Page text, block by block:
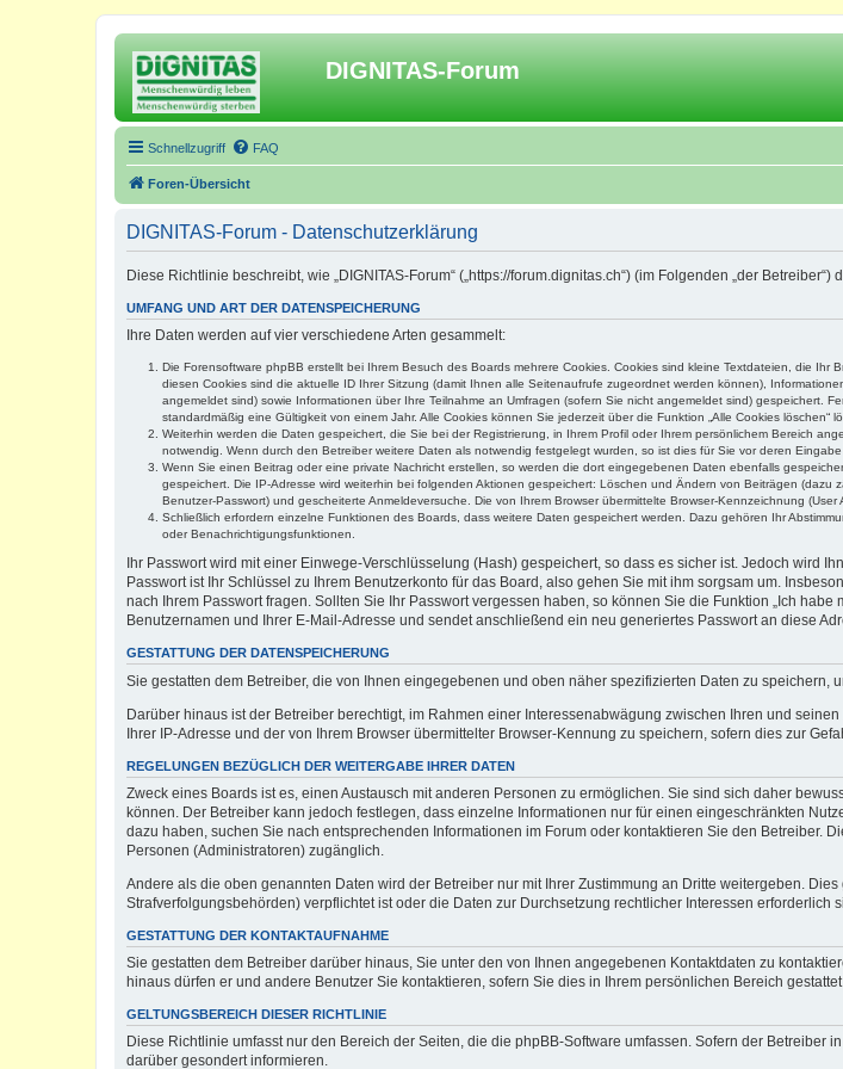
DIGNITAS-Forum
Schnellzugriff FAQ
Foren-Übersicht
DIGNITAS-Forum - Datenschutzerklärung
Diese Richtlinie beschreibt, wie „DIGNITAS-Forum“ („https://forum.dignitas.ch“) (im Folgenden „der
UMFANG UND ART DER DATENSPEICHERUNG
Ihre Daten werden auf vier verschiedene Arten gesammelt:
Die Forensoftware phpBB erstellt bei Ihrem Besuch des Boards mehrere Cookies. Cookies sind kleine Textdateien, die
diesen Cookies sind die aktuelle ID Ihrer Sitzung (damit Ihnen alle Seitenaufrufe zugeordnet werden können),
angemeldet sind) sowie Informationen über Ihre Teilnahme an Umfragen (sofern Sie nicht angemeldet sind) gespeichert.
standardmäßig eine Gültigkeit von einem Jahr. Alle Cookies können Sie jederzeit über die Funktion „Alle Cookies löschen“
Weiterhin werden die Daten gespeichert, die Sie bei der Registrierung, in Ihrem Profil oder Ihrem persönlichem Bereich
notwendig. Wenn durch den Betreiber weitere Daten als notwendig festgelegt wurden, so ist dies für Sie vor deren Eingabe
Wenn Sie einen Beitrag oder eine private Nachricht erstellen, so werden die dort eingegebenen Daten ebenfalls
gespeichert. Die IP-Adresse wird weiterhin bei folgenden Aktionen gespeichert: Löschen und Ändern von Beiträgen
Benutzer-Passwort) und gescheiterte Anmeldeversuche. Die von Ihrem Browser übermittelte Browser-Kennzeichnung
Schließlich erfordern einzelne Funktionen des Boards, dass weitere Daten gespeichert werden. Dazu gehören Ihr
oder Benachrichtigungsfunktionen.
Ihr Passwort wird mit einer Einwege-Verschlüsselung (Hash) gespeichert, so dass es sicher ist. Jedoch wird
Passwort ist Ihr Schlüssel zu Ihrem Benutzerkonto für das Board, also gehen Sie mit ihm sorgsam um.
nach Ihrem Passwort fragen. Sollten Sie Ihr Passwort vergessen haben, so können Sie die Funktion „Ich
Benutzernamen und Ihrer E-Mail-Adresse und sendet anschließend ein neu generiertes Passwort an diese
GESTATTUNG DER DATENSPEICHERUNG
Sie gestatten dem Betreiber, die von Ihnen eingegebenen und oben näher spezifizierten Daten zu speichern,
Darüber hinaus ist der Betreiber berechtigt, im Rahmen einer Interessenabwägung zwischen Ihren und
Ihrer IP-Adresse und der von Ihrem Browser übermittelter Browser-Kennung zu speichern, sofern dies zur
REGELUNGEN BEZÜGLICH DER WEITERGABE IHRER DATEN
Zweck eines Boards ist es, einen Austausch mit anderen Personen zu ermöglichen. Sie sind sich daher
können. Der Betreiber kann jedoch festlegen, dass einzelne Informationen nur für einen eingeschränkten
dazu haben, suchen Sie nach entsprechenden Informationen im Forum oder kontaktieren Sie den Betreiber.
Personen (Administratoren) zugänglich.
Andere als die oben genannten Daten wird der Betreiber nur mit Ihrer Zustimmung an Dritte weitergeben.
Strafverfolgungsbehörden) verpflichtet ist oder die Daten zur Durchsetzung rechtlicher Interessen erforderlich
GESTATTUNG DER KONTAKTAUFNAHME
Sie gestatten dem Betreiber darüber hinaus, Sie unter den von Ihnen angegebenen Kontaktdaten zu
hinaus dürfen er und andere Benutzer Sie kontaktieren, sofern Sie dies in Ihrem persönlichen Bereich
GELTUNGSBEREICH DIESER RICHTLINIE
Diese Richtlinie umfasst nur den Bereich der Seiten, die die phpBB-Software umfassen. Sofern der
darüber gesondert informieren.